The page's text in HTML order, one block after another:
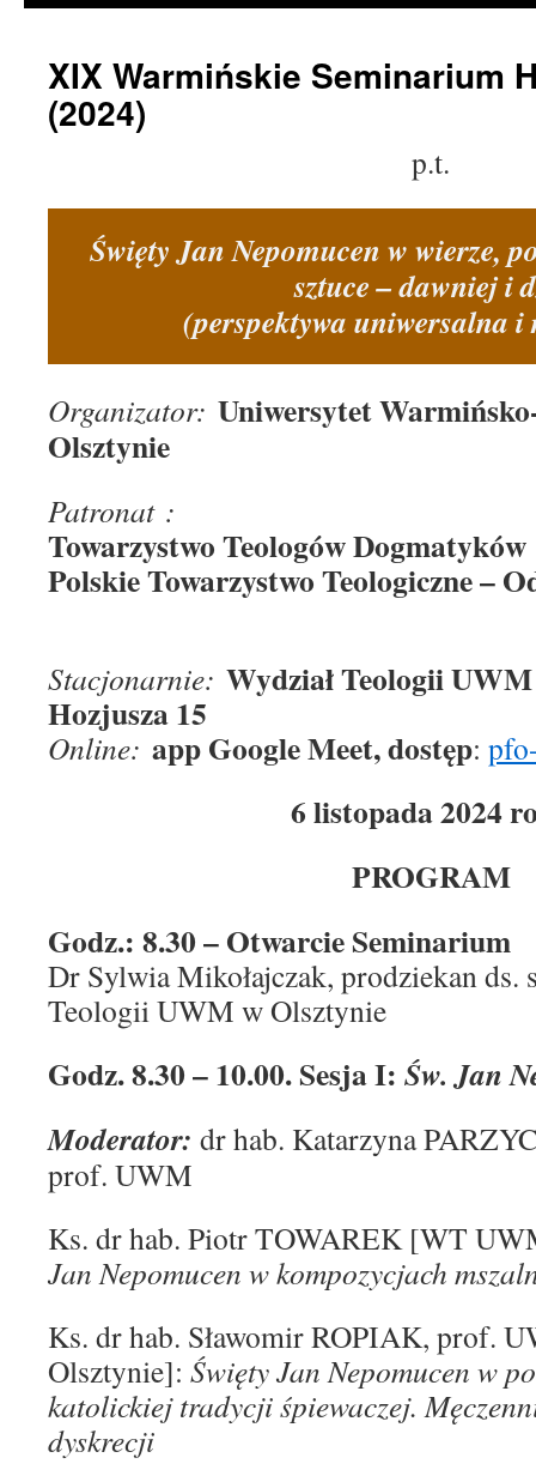
XIX Warmińskie Seminarium
(2024)
p.t.
Święty Jan Nepomucen w wierze,
sztuce – dawniej i
(perspektywa uniwersalna
Organizator: Uniwersytet
Olsztynie
Patronat :
Towarzystwo Teologów Dogmatyków
Polskie Towarzystwo Teologiczne –
Stacjonarnie: Wydział Teologii
Hozjusza 15
Online: app Google Meet, dostęp:
6 listopada 2024
PROGRAM
Godz.: 8.30 – Otwarcie Seminarium
Dr Sylwia Mikołajczak, prodziekan ds.
Teologii UWM w Olsztynie
Godz. 8.30 – 10.00. Sesja I: Św. Jan
Moderator: dr hab. Katarzyna
prof. UWM
Ks. dr hab. Piotr TOWAREK [WT
Jan Nepomucen w kompozycjach
Ks. dr hab. Sławomir ROPIAK, prof.
Olsztynie]: Święty Jan Nepomucen w
katolickiej tradycji śpiewaczej.
dyskrecji